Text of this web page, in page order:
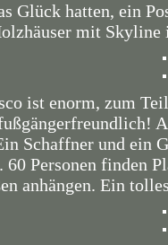
Glück hatten, ein
mit
ist enorm, zum
Schaffner und ein
Personen finden
anhängen. Ein